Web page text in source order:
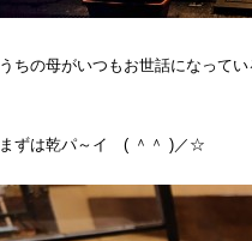
うちの母がいつもお世話になって
まずは乾パ～イ ( ＾＾ )／☆